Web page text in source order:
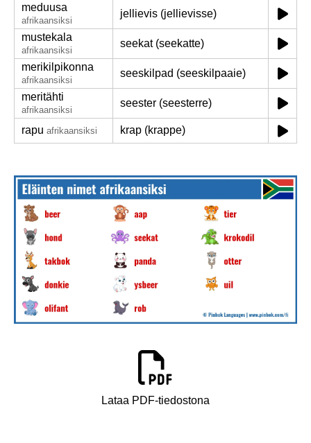
meduusa
afrikaansiksi
jellievis (jellievisse)
mustekala
afrikaansiksi
seekat (seekatte)
merikilpikonna
afrikaansiksi
seeskilpad (seeskilpaaie)
meritähti
afrikaansiksi
seester (seesterre)
rapu afrikaansiksi krap (krappe)
Lataa PDF-tiedostona